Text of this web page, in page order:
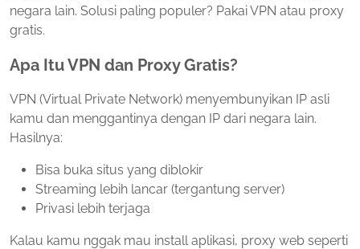
negara lain. Solusi paling populer? Pakai VPN atau proxy
gratis.
Apa Itu VPN dan Proxy Gratis?
VPN (Virtual Private Network) menyembunyikan IP asli
kamu dan menggantinya dengan IP dari negara lain.
Hasilnya:
Bisa buka situs yang diblokir
Streaming lebih lancar (tergantung server)
Privasi lebih terjaga
Kalau kamu nggak mau install aplikasi, proxy web seperti